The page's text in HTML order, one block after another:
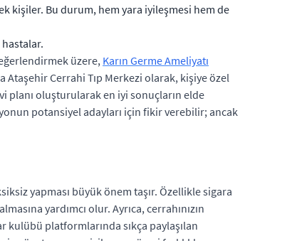
kişiler. Bu durum, hem yara iyileşmesi hem de
üzere, Karın Germe Ameliyatı
Cerrahi Tıp Merkezi olarak, kişiye özel
oluşturularak en iyi sonuçların elde
potansiyel adayları için fikir verebilir; ancak
yapması büyük önem taşır. Özellikle sigara
yardımcı olur. Ayrıca, cerrahınızın
kulübü platformlarında sıkça paylaşılan